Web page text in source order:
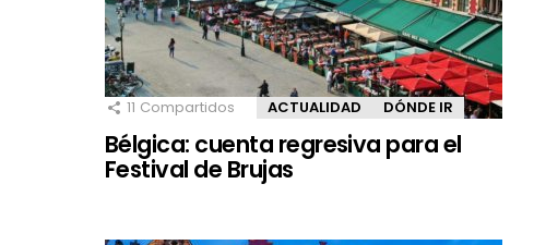
11 Compartidos ACTUALIDAD DÓNDE IR
Bélgica: cuenta regresiva para el
Festival de Brujas